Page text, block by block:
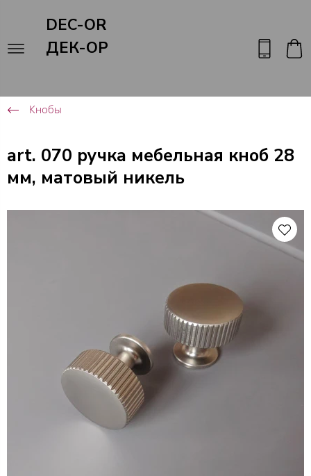
DEC-OR
ДЕК-ОР
Кнобы
art. 070 ручка мебельная кноб 28
мм, матовый никель